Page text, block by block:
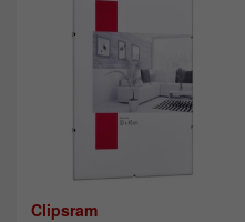
Clipsram